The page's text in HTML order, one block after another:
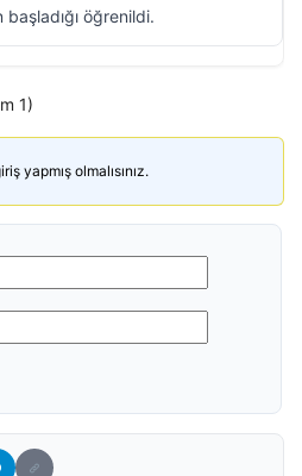
öğrenildi.
1)
yapmış olmalısınız.